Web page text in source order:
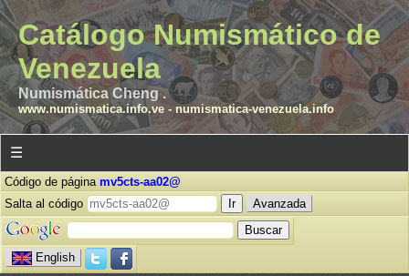
Catálogo Numismático de
Venezuela
Numismática Cheng .
www.numismatica.info.ve- numismatica-venezuela.info
☰
Código de página mv5cts-aa02@
Salta al código
Avanzada
English